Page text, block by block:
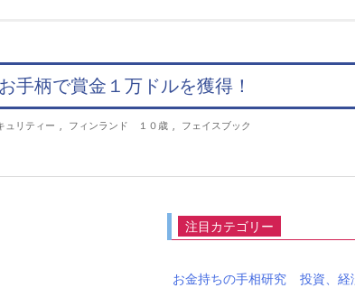
手柄で賞金１万ドルを獲得！
ュリティー フィンランド １０歳 フェイスブック
注目カテゴリー
お金持ちの手相研究 投資、経